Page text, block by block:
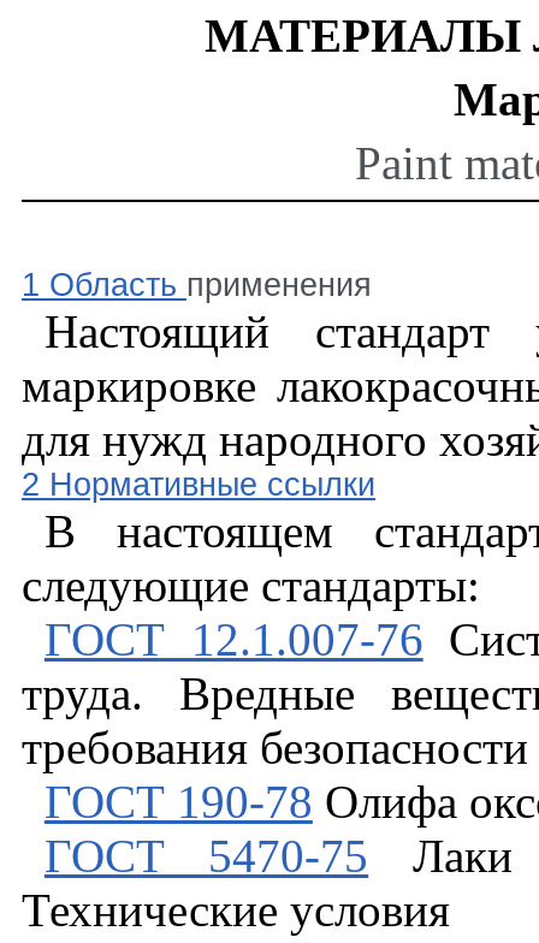
МАТЕРИАЛЫ
Paint
1 Область применения
Настоящий стандарт
маркировке
для нужд народного
2 Нормативные ссылки
В настоящем
следующие стандарты:
ГОСТ 12.1.007-76
труда. Вредные
требования безопасности
ГОСТ 190-78 Олифа
ГОСТ 5470-75
Технические условия